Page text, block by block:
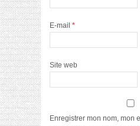
E-mail *
Site web
Enregistrer mon nom, mon